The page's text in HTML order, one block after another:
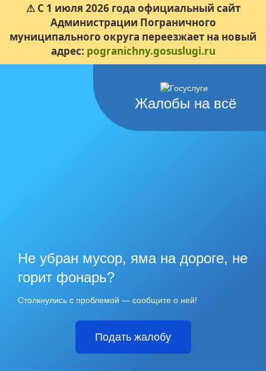
⚠ С 1 июля 2026 года официальный сайт
Администрации Пограничного
муниципального округа переезжает на новый
адрес: pogranichny.gosuslugi.ru
Жалобы на всё
Не убран мусор, яма на дороге, не
горит фонарь?
Столкнулись с проблемой — сообщите о ней!
Подать жалобу